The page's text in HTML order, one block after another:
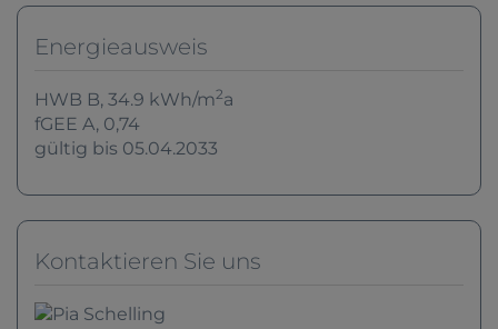
Energieausweis
HWB B, 34.9 kWh/m2a
fGEE A, 0,74
gültig bis 05.04.2033
Kontaktieren Sie uns